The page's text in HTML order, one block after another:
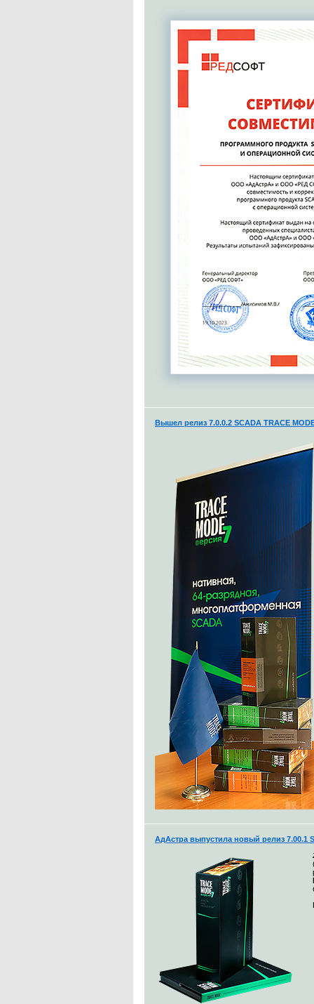
Вышел релиз 7.0.0.2 SCADA TRACE
АдАстра выпустила новый релиз 7.00.1